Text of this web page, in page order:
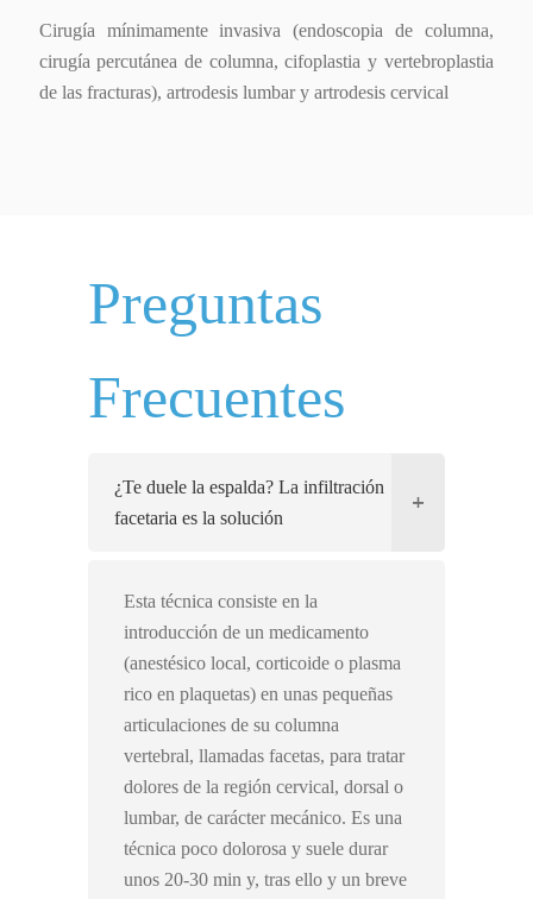
Cirugía mínimamente invasiva (endoscopia de columna,
cirugía percutánea de columna, cifoplastia y vertebroplastia
de las fracturas), artrodesis lumbar y artrodesis cervical
Preguntas
Frecuentes
¿Te duele la espalda? La infiltración
facetaria es la solución
Esta técnica consiste en la
introducción de un medicamento
(anestésico local, corticoide o plasma
rico en plaquetas) en unas pequeñas
articulaciones de su columna
vertebral, llamadas facetas, para tratar
dolores de la región cervical, dorsal o
lumbar, de carácter mecánico. Es una
técnica poco dolorosa y suele durar
unos 20-30 min y, tras ello y un breve